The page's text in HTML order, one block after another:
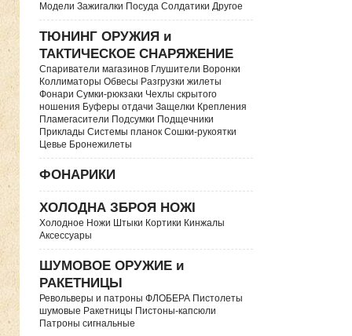
Модели Зажигалки Посуда Солдатики Другое
ТЮНИНГ ОРУЖИЯ и
ТАКТИЧЕСКОЕ СНАРЯЖЕНИЕ
Спариватели магазинов Глушители Воронки
Коллиматоры Обвесы Разгрузки жилеты
Фонари Сумки-рюкзаки Чехлы скрытого
ношения Буферы отдачи Защелки Крепления
Пламегасители Подсумки Подщечники
Приклады Системы планок Сошки-рукоятки
Цевье Бронежилеты
ФОНАРИКИ
ХОЛОДНА ЗБРОЯ НОЖІ
Холодное Ножи Штыки Кортики Кинжалы
Аксессуары
ШУМОВОЕ ОРУЖИЕ и
РАКЕТНИЦЫ
Револьверы и патроны ФЛОБЕРА Пистолеты
шумовые Ракетницы Пистоны-капсюли
Патроны сигнальные